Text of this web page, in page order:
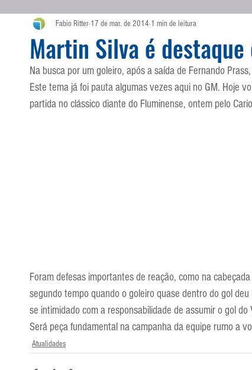
Atualidades Blogoleiro da Semana Brasileirão
Comunicação Copa do Mundo Curso Defesa da Semana
Martin Silva é
Fabio Ritter 17 de mar. de 2014 1 min de leitura
Na busca por um goleiro, após a saída de Fernando
Este tema já foi pauta algumas vezes aqui no GM. Hoje
partida no clássico diante do Fluminense, ontem pelo
Foram defesas importantes de reação, como na
segundo tempo quando o goleiro quase dentro do gol
se intimidado com a responsabilidade de assumir o gol do
Será peça fundamental na campanha da equipe rumo a
Atualidades